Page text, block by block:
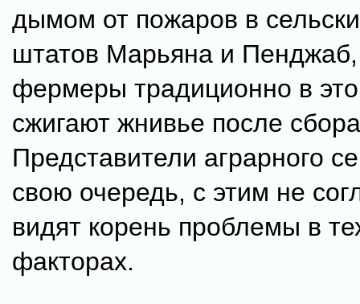
дымом от пожаров в
штатов Марьяна и Пенджаб,
фермеры традиционно в
сжигают жнивье после
Представители аграрного
свою очередь, с этим не
видят корень проблемы в
факторах.